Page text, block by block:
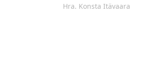
Hra. Konsta Itävaara